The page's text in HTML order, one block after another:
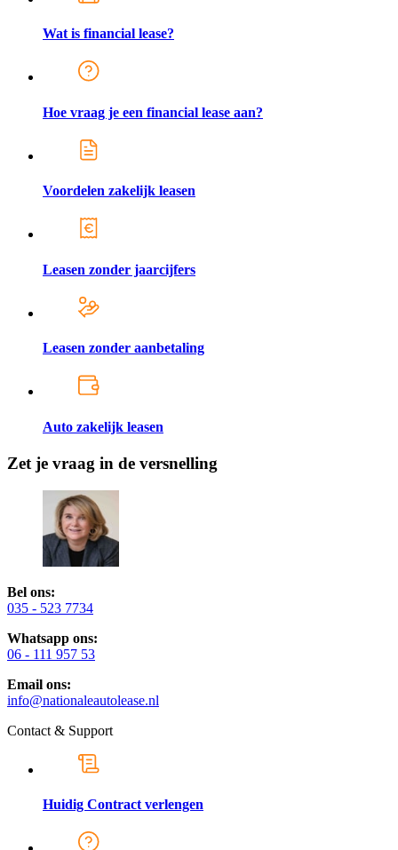
Wat is financial lease?
Hoe vraag je een financial lease aan?
Voordelen zakelijk leasen
Leasen zonder jaarcijfers
Leasen zonder aanbetaling
Auto zakelijk leasen
Zet je vraag in de versnelling
Bel ons:
035 - 523 7734
Whatsapp ons:
06 - 111 957 53
Email ons:
info@nationaleautolease.nl
Contact & Support
Huidig Contract verlengen